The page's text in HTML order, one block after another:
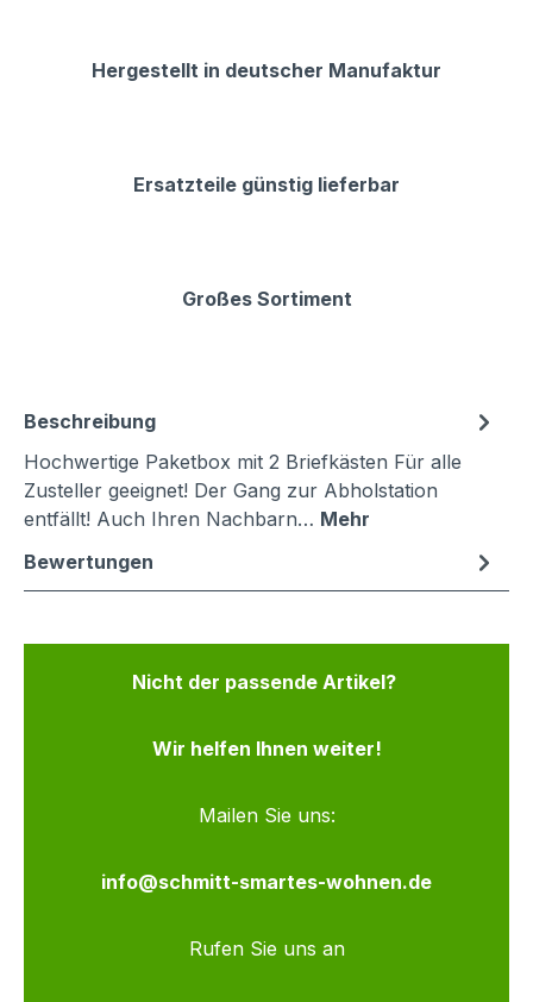
Hergestellt in deutscher Manufaktur
Ersatzteile günstig lieferbar
Großes Sortiment
Beschreibung
Hochwertige Paketbox mit 2 Briefkästen Für alle
Zusteller geeignet! Der Gang zur Abholstation
entfällt! Auch Ihren Nachbarn… Mehr
Bewertungen
Nicht der passende Artikel?
Wir helfen Ihnen weiter!
Mailen Sie uns:
info@schmitt-smartes-wohnen.de
Rufen Sie uns an